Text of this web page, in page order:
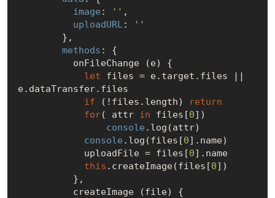
image : '' ,
uploadURL:
''
methods : {
let files = e.target.files ||
e.dataTransfer.files
if (!files.length)
return
for( attr in files[0])
console .log(attr)
console .log(files[0].name)
            uploadFile = files[
0].name
this .createImage(files[0])